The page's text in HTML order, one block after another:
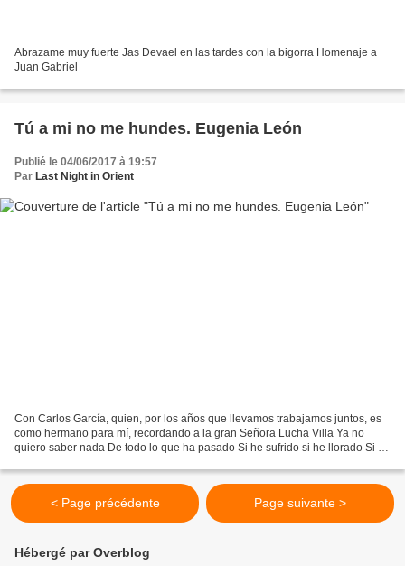
Abrazame muy fuerte Jas Devael en las tardes con la bigorra Homenaje a
Juan Gabriel
Tú a mi no me hundes. Eugenia León
Publié le 04/06/2017 à 19:57
Par Last Night in Orient
Con Carlos García, quien, por los años que llevamos trabajamos juntos, es
como hermano para mí, recordando a la gran Señora Lucha Villa Ya no
quiero saber nada De todo lo que ha pasado Si he sufrido si he llorado Si he
< Page précédente Page suivante >
Hébergé par Overblog